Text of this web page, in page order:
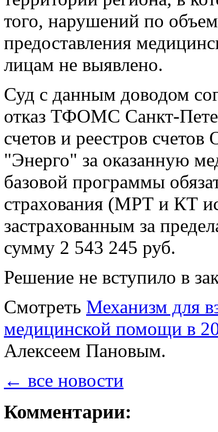
того, нарушений по
предоставления
лицам не выявлено.
Суд с данным доводом
отказ ТФОМС Санкт-
счетов и реестров
"Энерго" за оказанную
базовой программы
страхования (МРТ и КТ
застрахованным за
сумму 2 543 245 руб.
Решение не вступило в
Смотреть Механизм для
медицинской помощи в
Алексеем Пановым.
← все новости
Комментарии: